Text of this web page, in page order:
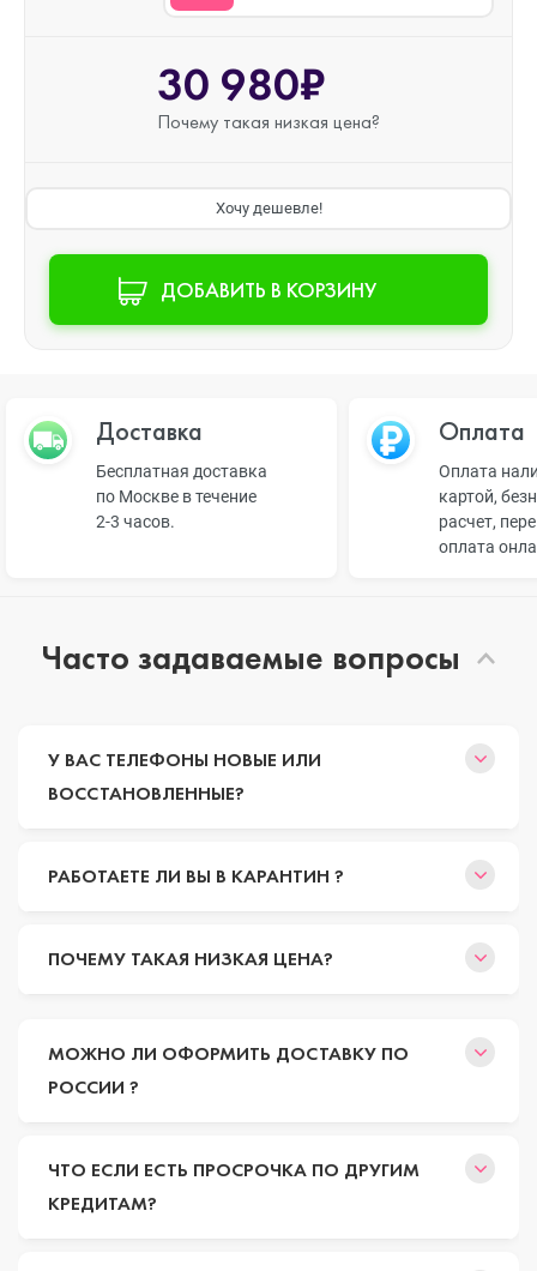
30 980₽
Почему такая низкая цена?
Хочу дешевле!
ДОБАВИТЬ В КОРЗИНУ
Доставка
Бесплатная доставка
по Москве в течение
2-3 часов.
Оплата
Оплата
картой,
расчет,
оплата
Часто задаваемые вопросы
У ВАС ТЕЛЕФОНЫ НОВЫЕ ИЛИ
ВОССТАНОВЛЕННЫЕ?
РАБОТАЕТЕ ЛИ ВЫ В КАРАНТИН ?
ПОЧЕМУ ТАКАЯ НИЗКАЯ ЦЕНА?
МОЖНО ЛИ ОФОРМИТЬ ДОСТАВКУ ПО
РОССИИ ?
ЧТО ЕСЛИ ЕСТЬ ПРОСРОЧКА ПО ДРУГИМ
КРЕДИТАМ?